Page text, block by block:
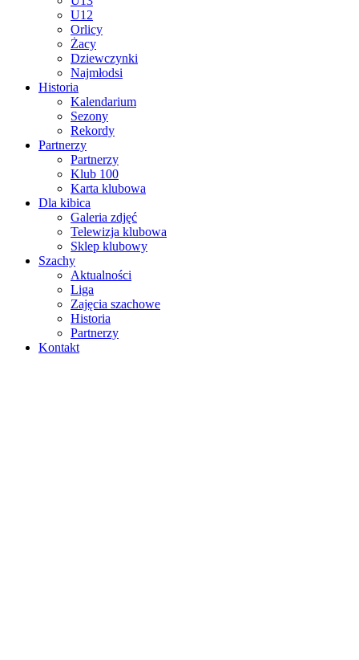
U12
Orlicy
Żacy
Dziewczynki
Najmłodsi
Historia
Kalendarium
Sezony
Rekordy
Partnerzy
Partnerzy
Klub 100
Karta klubowa
Dla kibica
Galeria zdjęć
Telewizja klubowa
Sklep klubowy
Szachy
Aktualności
Liga
Zajęcia szachowe
Historia
Partnerzy
Kontakt